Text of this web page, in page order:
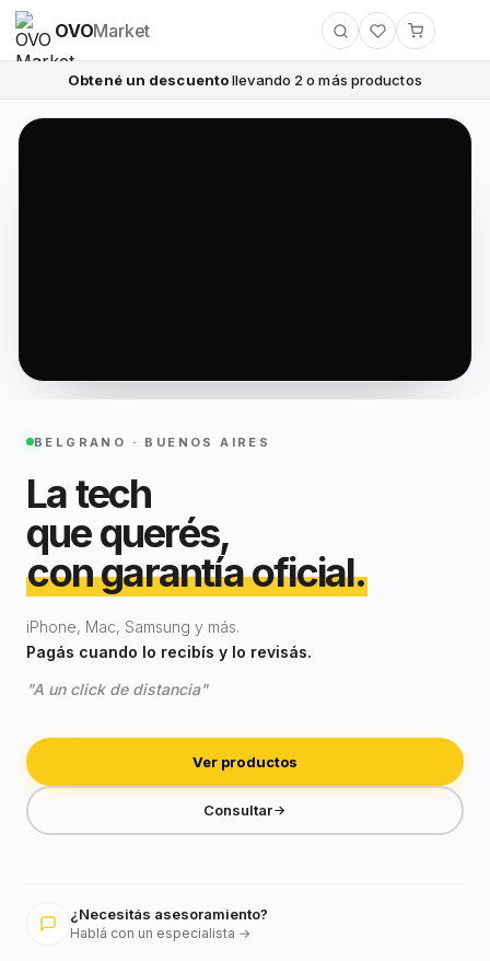
OVOMarket
Obtené un descuentollevando 2 o más productos
BELGRANO · BUENOS AIRES
La tech
que querés,
con garantía oficial.
iPhone, Mac, Samsung y más.
Pagás cuando lo recibís y lo revisás.
"A un click de distancia"
Ver productos
Consultar
¿Necesitás asesoramiento?
Hablá con un especialista →